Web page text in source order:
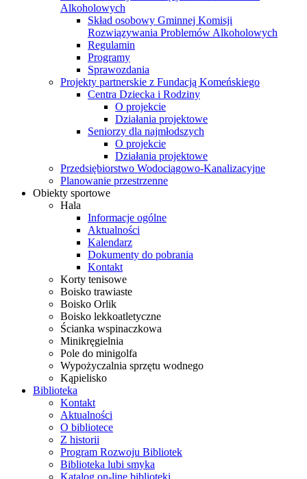
Alkoholowych
Skład osobowy Gminnej Komisji
Rozwiązywania Problemów Alkoholowych
Regulamin
Programy
Sprawozdania
Projekty partnerskie z Fundacją Komeńskiego
Centra Dziecka i Rodziny
O projekcie
Działania projektowe
Seniorzy dla najmłodszych
O projekcie
Działania projektowe
Przedsiębiorstwo Wodociągowo-Kanalizacyjne
Planowanie przestrzenne
Obiekty sportowe
Hala
Informacje ogólne
Aktualności
Kalendarz
Dokumenty do pobrania
Kontakt
Korty tenisowe
Boisko trawiaste
Boisko Orlik
Boisko lekkoatletyczne
Ścianka wspinaczkowa
Minikręgielnia
Pole do minigolfa
Wypożyczalnia sprzętu wodnego
Kąpielisko
Biblioteka
Kontakt
Aktualności
O bibliotece
Z historii
Program Rozwoju Bibliotek
Biblioteka lubi smyka
Katalog on-line biblioteki